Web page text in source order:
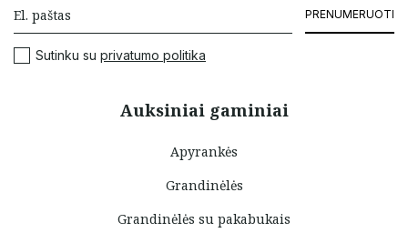
Auksiniai gaminiai
Apyrankės
Grandinėlės
Grandinėlės su pakabukais
PRENUMERUOTI
Sutinku su privatumo politika